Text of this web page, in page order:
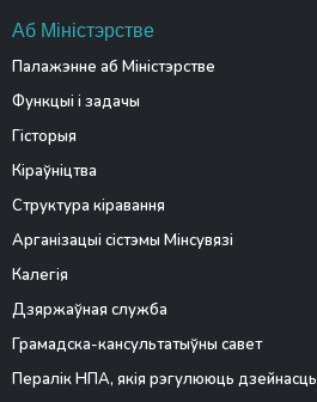
Аб Міністэрстве
Палажэнне аб Міністэрстве
Функцыі і задачы
Гісторыя
Кіраўніцтва
Структура кіравання
Арганізацыі сістэмы Мінсувязі
Калегія
Дзяржаўная служба
Грамадска-кансультатыўны савет
Пералік НПА, якія рэгулююць дзейнасць